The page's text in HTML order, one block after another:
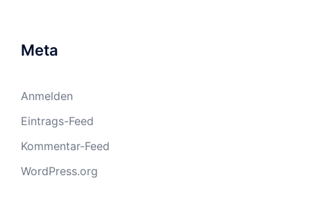
Meta
Anmelden
Eintrags-Feed
Kommentar-Feed
WordPress.org